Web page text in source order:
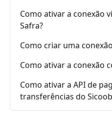
Como ativar a conexão
Safra?
Como criar uma
Como ativar a conexão
Como ativar a API de
transferências do